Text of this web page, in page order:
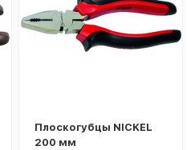
Плоскогубцы NICKEL
200 мм